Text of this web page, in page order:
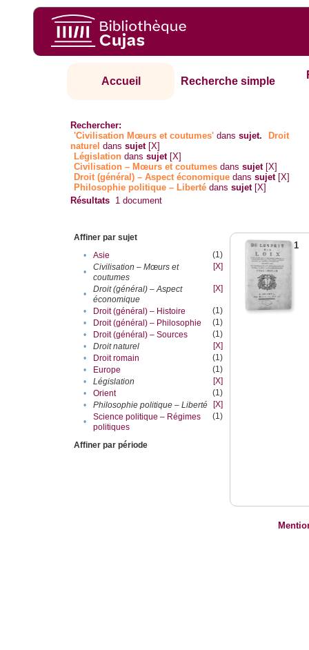
Accueil Recherche simple
Rechercher:
'Civilisation Mœurs et coutumes' danssujet.
Droit
naturel danssujet [X]
Législation danssujet [X]
Civilisation – Mœurs et coutumes danssujet [X]
Droit (général) – Aspect économique danssujet [X]
Philosophie politique – Liberté danssujet [X]
Résultats 1 document
Affiner par sujet
•
Asie
(1)
•
Civilisation – Mœurs et
coutumes
[X]
•
Droit (général) – Aspect
économique
[X]
• Droit (général) – Histoire
(1)
•
Droit (général) – Philosophie
(1)
•
Droit (général) – Sources
(1)
•
Droit naturel
[X]
•
Droit romain
(1)
•
Europe
(1)
•
Législation
[X]
•
Orient
(1)
•
Philosophie politique – Liberté
[X]
•
Science politique – Régimes
politiques
(1)
Affiner par période
1